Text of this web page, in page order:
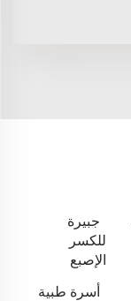
جبيرة
للكسر
الإصبع
أسرة طبية